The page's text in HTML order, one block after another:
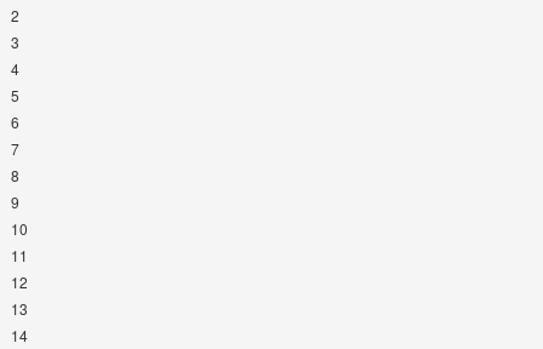
2
3
4
5
6
7
8
9
10
11
12
13
14